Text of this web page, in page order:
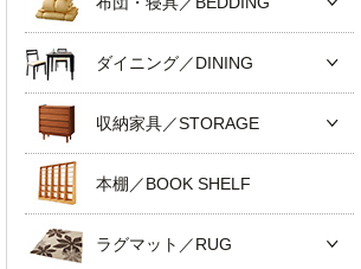
ダイニング／DINING
収納家具／STORAGE
本棚／BOOK SHELF
ラグマット／RUG